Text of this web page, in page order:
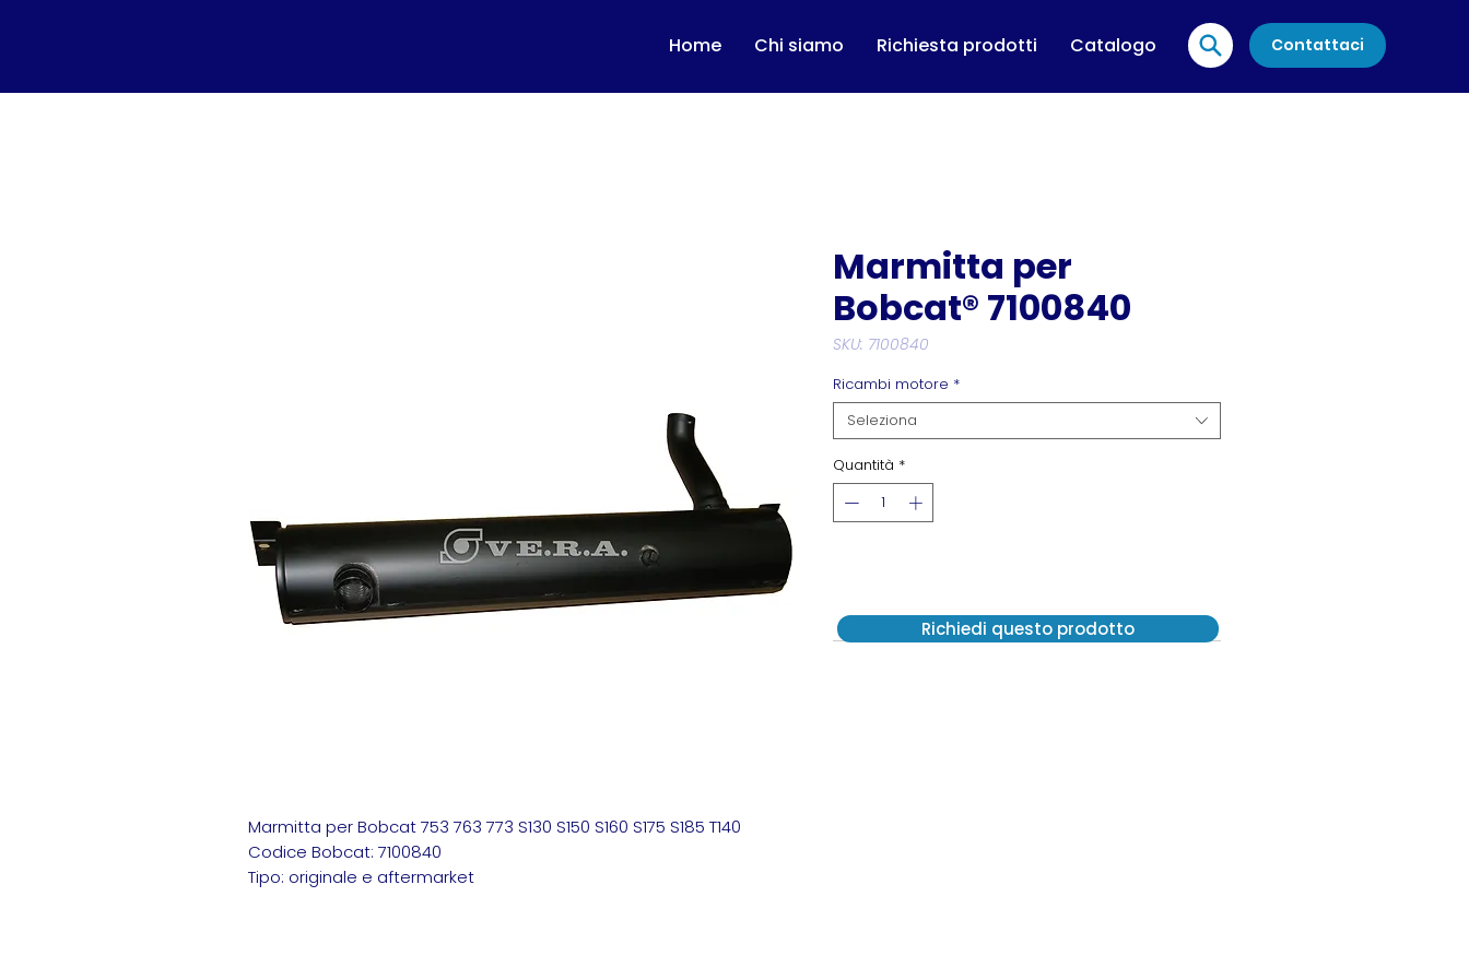
Home Chi siamo Richiesta prodotti Catalogo Contattaci
Marmitta per Bobcat 753 763 773 S130 S150 S160 S175 S185 T140
Codice Bobcat: 7100840
Tipo: originale e aftermarket
Marmitta per
Bobcat® 7100840
SKU: 7100840
Ricambi motore *
Seleziona
Quantità *
Richiedi questo prodotto